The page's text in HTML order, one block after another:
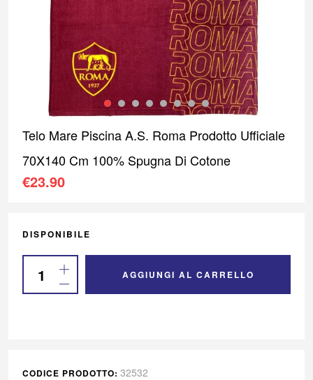
Telo Mare Piscina A.S. Roma Prodotto Ufficiale
70X140 Cm 100% Spugna Di Cotone
€23.90
DISPONIBILE
AGGIUNGI AL CARRELLO
CODICE PRODOTTO: 32532